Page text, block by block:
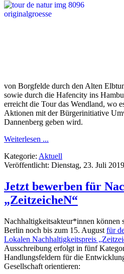
von Borgfelde durch den Alten
sowie durch die Hafencity ins
erreicht die Tour das Wendland, wo
Aktionen mit der Bürgerinitiative
Dannenberg geben wird.
Weiterlesen ...
Kategorie: Aktuell
Veröffentlicht: Dienstag, 23. Juli
Jetzt bewerben für
„ZeitzeicheN“
Nachhaltigkeitsakteur*innen
Berlin noch bis zum 15. August für
Lokalen Nachhaltigkeitspreis
Ausschreibung erfolgt in fünf
Handlungsfeldern für die
Gesellschaft orientieren: